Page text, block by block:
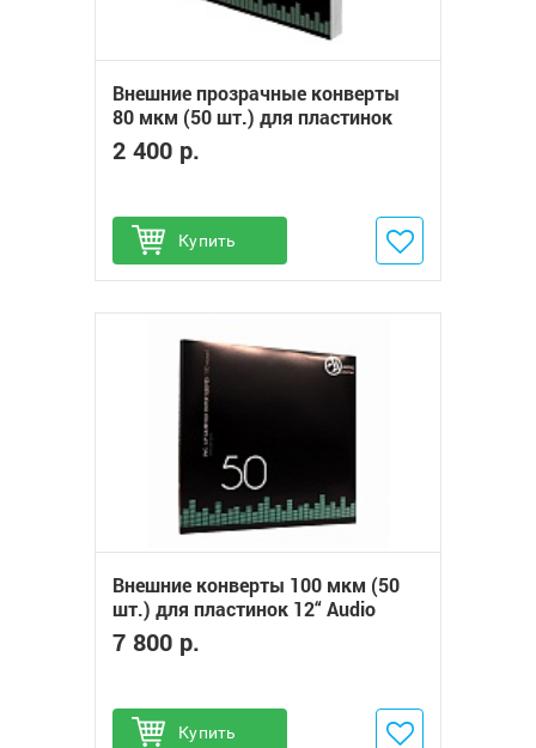
Внешние прозрачные конверты
80 мкм (50 шт.) для пластинок
12“ Audio Anatomy PP CRYSTAL
CLEAR OUTER SLEEVES
2 400 р.
Купить
Добавить в избранное
Внешние конверты 100 мкм (50
шт.) для пластинок 12“ Audio
Anatomy PVC GATEFOLD OUTER
SLEEVES
7 800 р.
Купить
Добавить в избранное